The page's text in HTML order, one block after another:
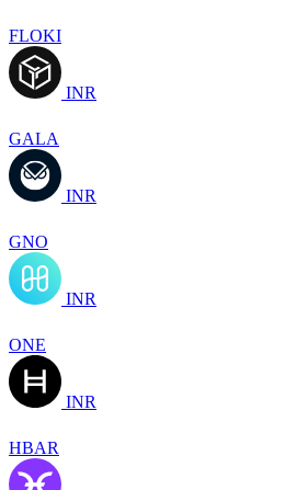
FLOKI
INR
GALA
INR
GNO
INR
ONE
INR
HBAR